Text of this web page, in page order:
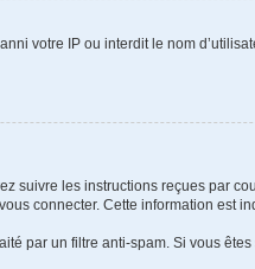
votre IP ou interdit le nom
suivre les instructions reçues par
connecter. Cette information est
par un filtre anti-spam. Si vous